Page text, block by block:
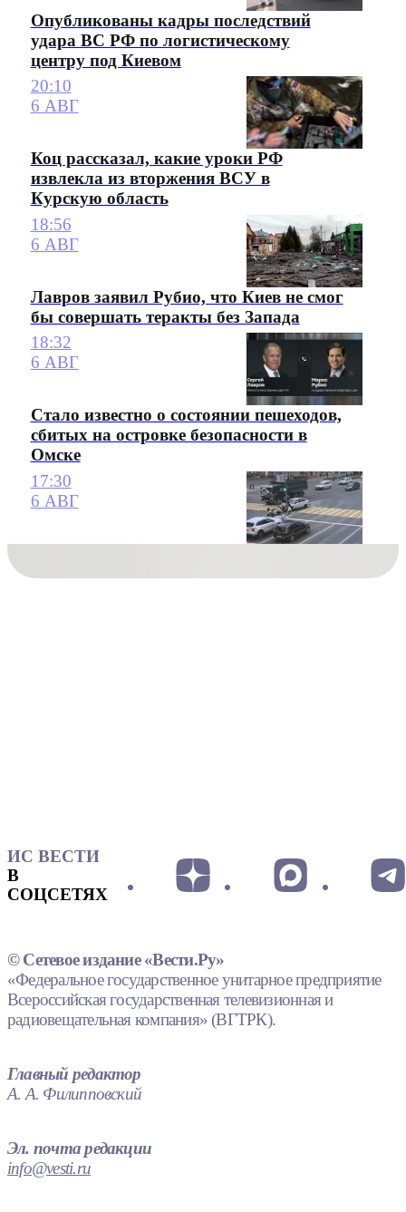
Опубликованы кадры последствий
удара ВС РФ по логистическому
центру под Киевом
20:10
6 АВГ
Коц рассказал, какие уроки РФ
извлекла из вторжения ВСУ в
Курскую область
18:56
6 АВГ
Лавров заявил Рубио, что Киев не смог
бы совершать теракты без Запада
18:32
6 АВГ
Стало известно о состоянии пешеходов,
сбитых на островке безопасности в
Омске
17:30
6 АВГ
ИС ВЕСТИ
В
СОЦСЕТЯХ
© Сетевое издание «Вести.Ру»
«Федеральное государственное унитарное предприятие
Всероссийская государственная телевизионная и
радиовещательная компания» (ВГТРК).
Главный редактор
А. А. Филипповский
Эл. почта редакции
info@vesti.ru